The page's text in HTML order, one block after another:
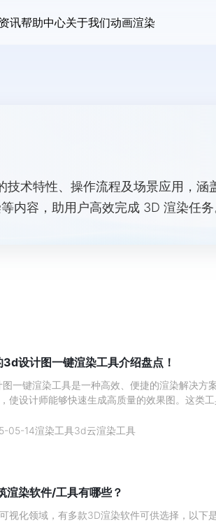
讯帮助中心关于我们动画渲染
技术特性、操作流程及场景应用，涵
内容，助用户高效完成 3D 渲染任务
3d设计图一键渲染工具介绍盘点！
图一键渲染工具是一种高效、便捷的渲染解决方
使设计师能够快速生成高质量的效果图。这类工
05-14渲染工具3d云渲染工具
渲染软件/工具有哪些？
视化领域，有多款3D渲染软件可供选择，以下